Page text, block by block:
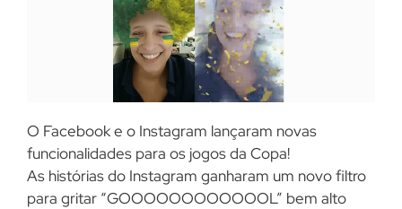
O Facebook e o Instagram lançaram novas
funcionalidades para os jogos da Copa!
As histórias do Instagram ganharam um novo filtro
para gritar “GOOOOOOOOOOOOL” bem alto